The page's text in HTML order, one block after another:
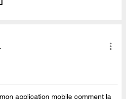
application mobile comment la